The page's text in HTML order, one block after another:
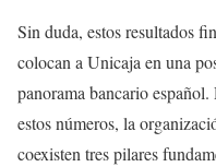
Sin duda, estos resultados
colocan a Unicaja en una
panorama bancario
estos números, la
coexisten tres pilares